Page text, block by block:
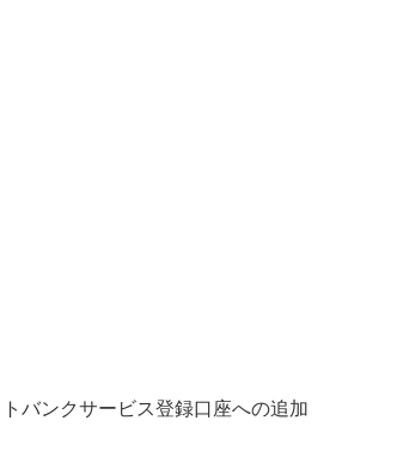
バンクサービス登録口座への追加